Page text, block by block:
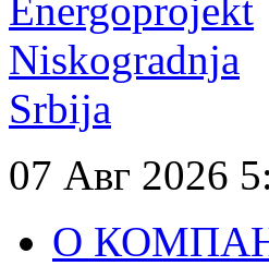
07 Авг 2026
О